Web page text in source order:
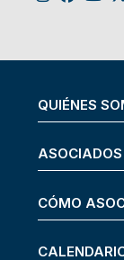
QUIÉNES
ASOCIADOS
CÓMO